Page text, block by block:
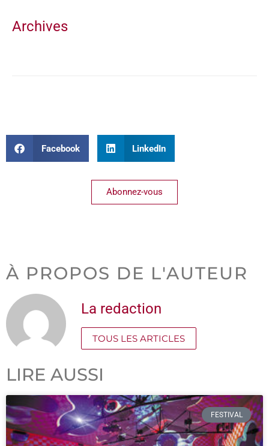
Archives
Facebook LinkedIn
Abonnez-vous
À PROPOS DE L'AUTEUR
La redaction
TOUS LES ARTICLES
LIRE AUSSI
FESTIVAL